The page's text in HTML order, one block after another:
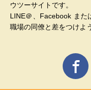
ウツーサイトです。
LINE＠、Facebook また
職場の同僚と差をつけよ